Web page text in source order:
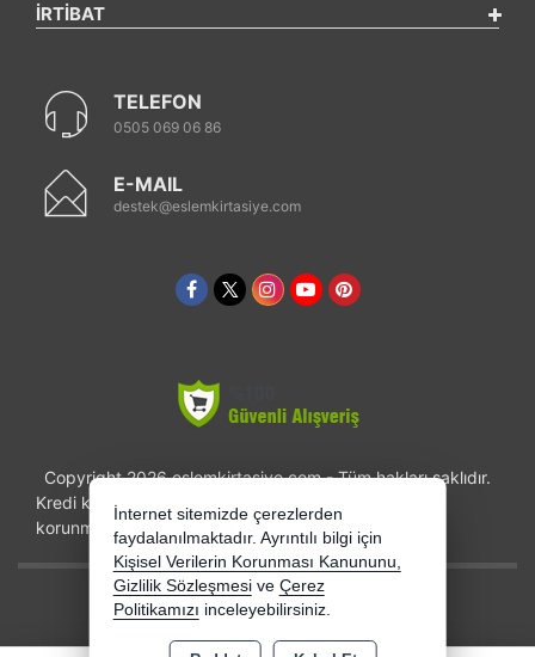
İRTİBAT
TELEFON
0505 069 06 86
E-MAIL
destek@eslemkirtasiye.com
Copyright 2026 eslemkirtasiye.com - Tüm hakları saklıdır.
Kredi kartı bilgileriniz 256bit SSL sertifikası ile
korunmaktadır.
Bu site AKINSOFT E-Ticaret ile hazırlanmıştır.
İnternet sitemizde çerezlerden
faydalanılmaktadır. Ayrıntılı bilgi için
Kişisel Verilerin Korunması Kanununu,
Gizlilik Sözleşmesi ve Çerez
Politikamızı inceleyebilirsiniz.